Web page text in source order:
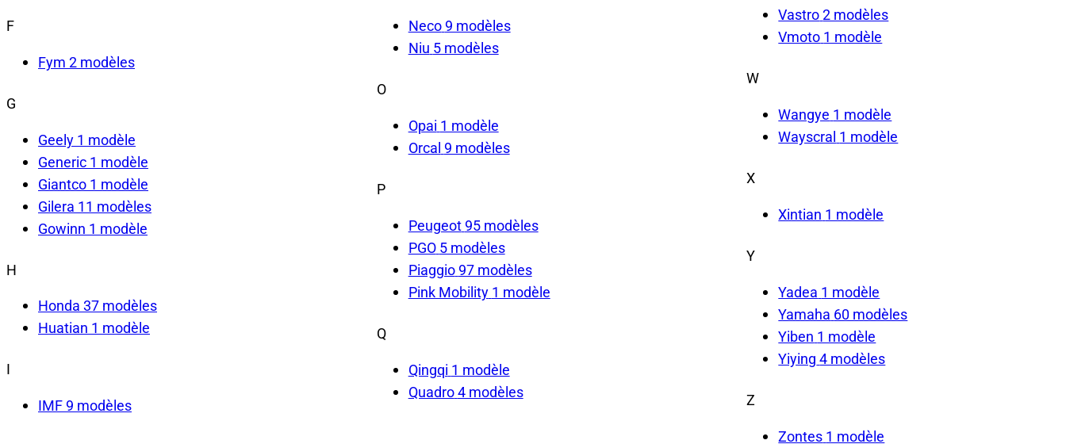
F
Fym 2 modèles
G
Geely 1 modèle
Generic 1 modèle
Giantco 1 modèle
Gilera 11 modèles
Gowinn 1 modèle
H
Honda 37 modèles
Huatian 1 modèle
I
IMF 9 modèles
Neco 9 modèles
Niu 5 modèles
O
Opai 1 modèle
Orcal 9 modèles
P
Peugeot 95 modèles
PGO 5 modèles
Piaggio 97 modèles
Pink Mobility 1 modèle
Q
Qingqi 1 modèle
Quadro4 modèles
Vastro2 modèles
Vmoto 1 modèle
W
Wangye 1 modèle
Wayscral 1 modèle
X
Xintian 1 modèle
Y
Yadea 1 modèle
Yamaha 60 modèles
Yiben 1 modèle
Yiying 4 modèles
Z
Zontes 1 modèle